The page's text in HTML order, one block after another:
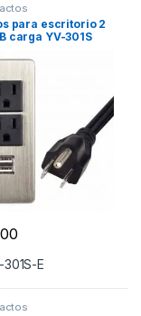
para escritorio 2
carga YV-301S
301S-E